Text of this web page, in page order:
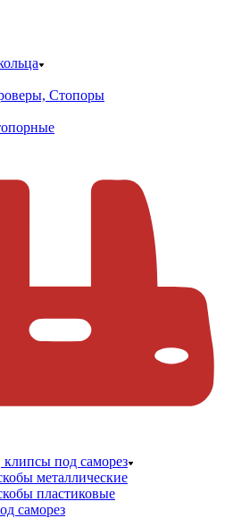
Стопоры
под саморез
металлические
пластиковые
саморез